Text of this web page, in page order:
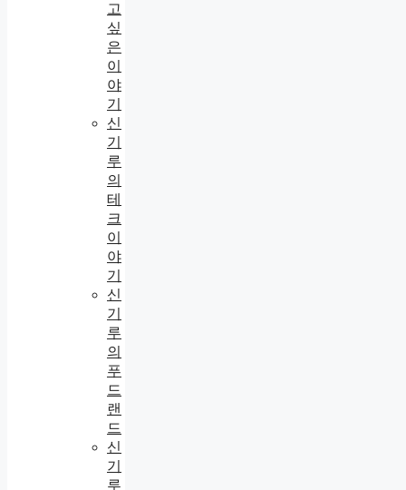
고
싶
은
이
야
기
신
기
루
의
테
크
이
야
기
신
기
루
의
푸
드
랜
드
신
기
루